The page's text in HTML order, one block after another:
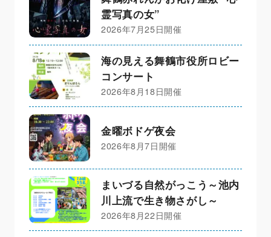
霊写真の女”
2026年7月25日開催
海の見える舞鶴市役所ロビー
コンサート
2026年8月18日開催
金曜ボドゲ夜会
2026年8月7日開催
まいづる自然がっこう～池内
川上流で生き物さがし～
2026年8月22日開催